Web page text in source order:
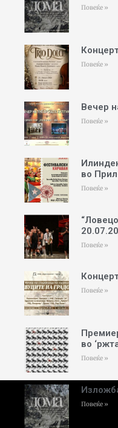
Повеќе »
Повеќе »
Вечер
Повеќе »
во
Повеќе »
Повеќе »
Повеќе »
во
Повеќе »
Повеќе »